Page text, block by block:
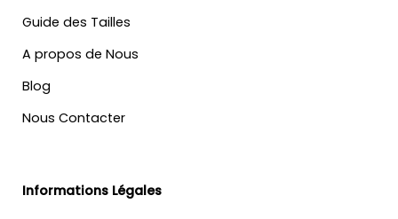
Guide des Tailles
A propos de Nous
Blog
Nous Contacter
Informations Légales